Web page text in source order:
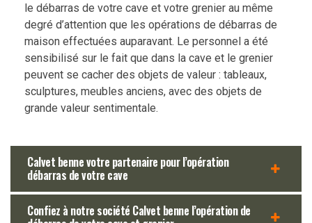
le débarras de votre cave et votre grenier au même
degré d’attention que les opérations de débarras de
maison effectuées auparavant. Le personnel a été
sensibilisé sur le fait que dans la cave et le grenier
peuvent se cacher des objets de valeur : tableaux,
sculptures, meubles anciens, avec des objets de
grande valeur sentimentale.
Calvet benne votre partenaire pour l’opération
débarras de votre cave
Confiez à notre société Calvet benne l’opération de